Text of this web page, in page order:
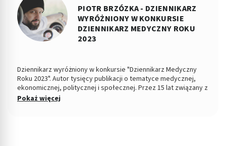
PIOTR BRZÓZKA - DZIENNIKARZ
WYRÓŻNIONY W KONKURSIE
DZIENNIKARZ MEDYCZNY ROKU
2023
Dziennikarz wyróżniony w konkursie "Dziennikarz Medyczny
Roku 2023". Autor tysięcy publikacji o tematyce medycznej,
ekonomicznej, politycznej i społecznej. Przez 15 lat związany z
Dziennikiem Łódzkim i Polska TheTimes. Z wykształcenia
Pokaż więcej